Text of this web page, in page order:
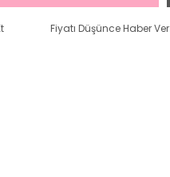
Fiyatı Düşünce Haber Ver